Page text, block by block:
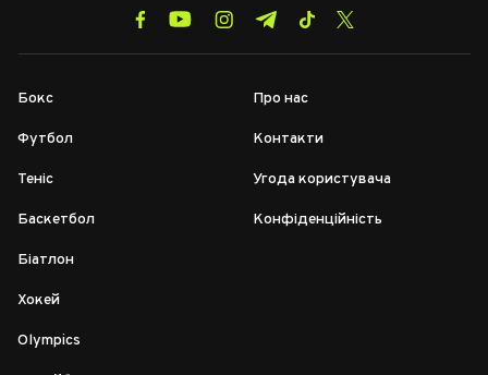
Бокс
Футбол
Теніс
Баскетбол
Біатлон
Хокей
Olympics
Про нас
Контакти
Угода користувача
Конфіденційність